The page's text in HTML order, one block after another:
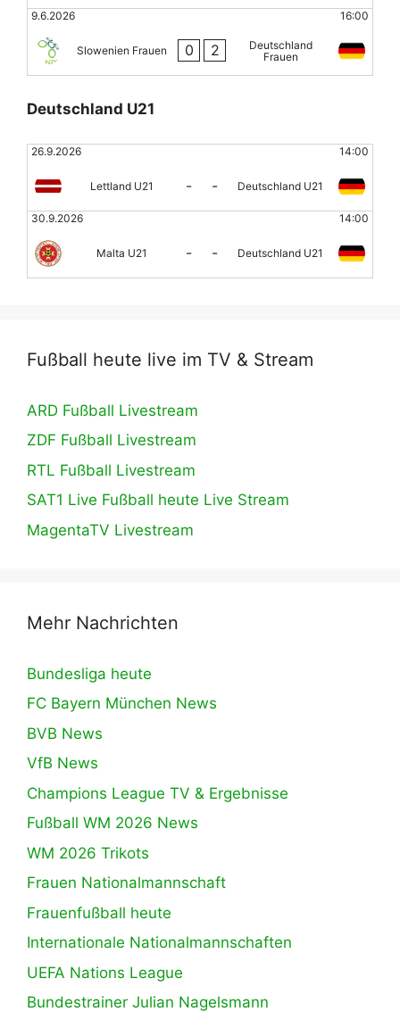
9.6.2026 16:00
Slowenien Frauen 0 2
Deutschland
Frauen
Deutschland U21
26.9.2026 14:00
Lettland U21 - - Deutschland U21
30.9.2026 14:00
Malta U21 - - Deutschland U21
Fußball heute live im TV & Stream
ARD Fußball Livestream
ZDF Fußball Livestream
RTL Fußball Livestream
SAT1 Live Fußball heute Live Stream
MagentaTV Livestream
Mehr Nachrichten
Bundesliga heute
FC Bayern München News
BVB News
VfB News
Champions League TV & Ergebnisse
Fußball WM 2026 News
WM 2026 Trikots
Frauen Nationalmannschaft
Frauenfußball heute
Internationale Nationalmannschaften
UEFA Nations League
Bundestrainer Julian Nagelsmann